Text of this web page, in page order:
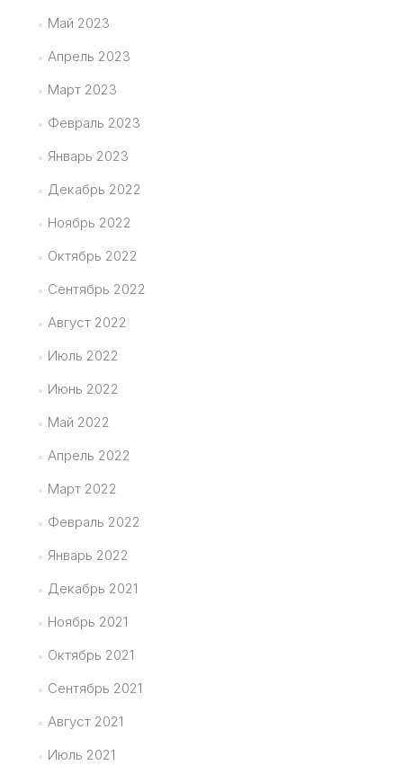
Май 2023
Апрель 2023
Март 2023
Февраль 2023
Январь 2023
Декабрь 2022
Ноябрь 2022
Октябрь 2022
Сентябрь 2022
Август 2022
Июль 2022
Июнь 2022
Май 2022
Апрель 2022
Март 2022
Февраль 2022
Январь 2022
Декабрь 2021
Ноябрь 2021
Октябрь 2021
Сентябрь 2021
Август 2021
Июль 2021